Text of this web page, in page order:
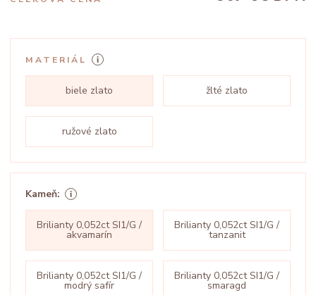
MATERIÁL
biele zlato žlté zlato
ružové zlato
Kameň:
Brilianty 0,052ct SI1/G /
akvamarín
Brilianty 0,052ct SI1/G /
tanzanit
Brilianty 0,052ct SI1/G /
modrý safír
Brilianty 0,052ct SI1/G /
smaragd